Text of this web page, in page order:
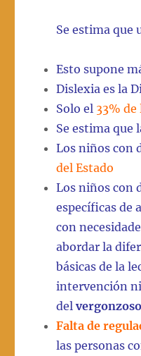
Se estima que
Esto supone
Dislexia es la
Solo el 33%
Se estima que
Los niños con
del Estado
Los niños con
específicas de
con
abordar la
básicas de la
intervención
del
Falta de
las personas